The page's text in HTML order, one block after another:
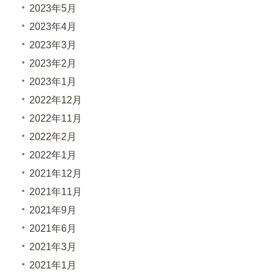
2023年5月
2023年4月
2023年3月
2023年2月
2023年1月
2022年12月
2022年11月
2022年2月
2022年1月
2021年12月
2021年11月
2021年9月
2021年6月
2021年3月
2021年1月